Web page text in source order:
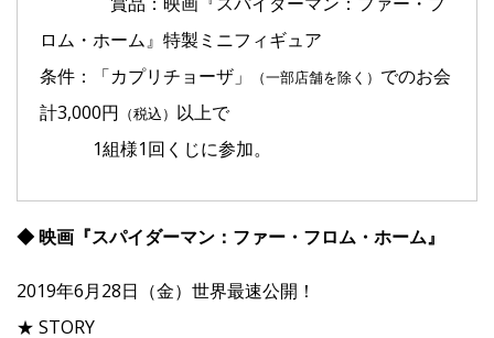
ロム・ホーム』特製ミニフィギュア
条件：「カプリチョーザ」
（一部店舗を除く） でのお会
計3,000円 （税込） 以上で
1組様1回くじに参加。
◆ 映画『スパイダーマン：ファー・フロム・ホーム』
2019年6月28日（金）世界最速公開！
★ STORY